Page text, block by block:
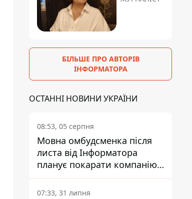
БІЛЬШЕ ПРО АВТОРІВ
ІНФОРМАТОРА
ОСТАННІ НОВИНИ УКРАЇНИ
08:53, 05 серпня
Мовна омбудсменка після
листа від Інформатора
планує покарати компанію-
підрядника ПриватБанку
07:33, 31 липня